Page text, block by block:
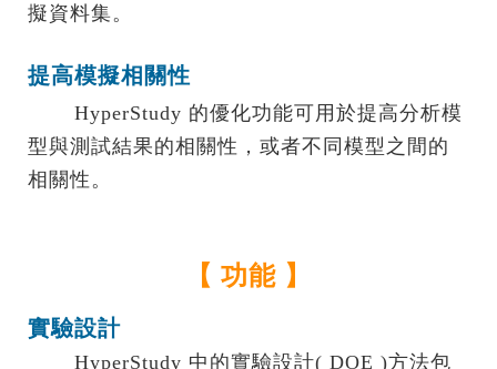
擬資料集。
提高模擬相關性
HyperStudy 的優化功能可用於提高分析模
型與測試結果的相關性，或者不同模型之間的
相關性。
【 功能 】
實驗設計
HyperStudy 中的實驗設計( DOE )方法包